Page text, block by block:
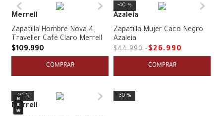
Merrell
Zapatilla Hombre Nova 4
Traveller Café Claro Merrell
$109.990
COMPRAR
40 %
Azaleia
Zapatilla Mujer Caco Negro
Azaleia
$44.990 $26. 990
COMPRAR
40 %
Merrell
30 %